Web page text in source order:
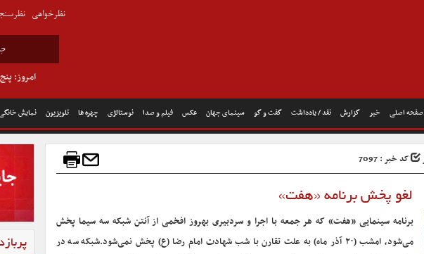
صفحه اصلی خبر گزارش نقد / یادداشت گفت و گو سینمای جهان عکس فیلم و صدا نوستالژی چهره ها تلویزیون نمایش
امروز: پنج شنبه
نظرخواهی
کد خبر : 7097
لغو پخش برنامه «هفت»
برنامه سینمایی «هفت» که هر جمعه با اجرا و سردبیری بهروز افخمی از آنتن شبکه سه سیما پخش
می‌شود، امشب (۲۰ آذر ماه) به علت تقارن با شب شهادت امام رضا (ع) پخش نمی‌شود.
شبکه سه در